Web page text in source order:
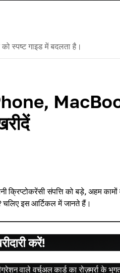
को स्पष्ट गाइड में बदलता है।
क्रिप्टोकरेंसी संपत्ति को बड़े, अहम
इस आर्टिकल में जानते हैं।
करें!
वाले वर्चुअल कार्ड का रोज़मर्रा के